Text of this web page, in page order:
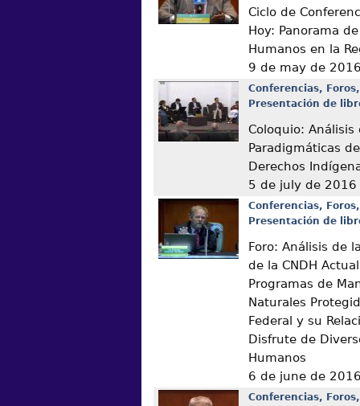
Ciclo de
Hoy: Panorama
Humanos en la
9 de may de
Conferencias,
Presentación de
Coloquio: Análisis
Paradigmáticas
Derechos
5 de july de 2016
Conferencias,
Presentación de
Foro: Análisis de
de la CNDH
Programas de
Naturales
Federal y su
Disfrute de
Humanos
6 de june de
Conferencias,